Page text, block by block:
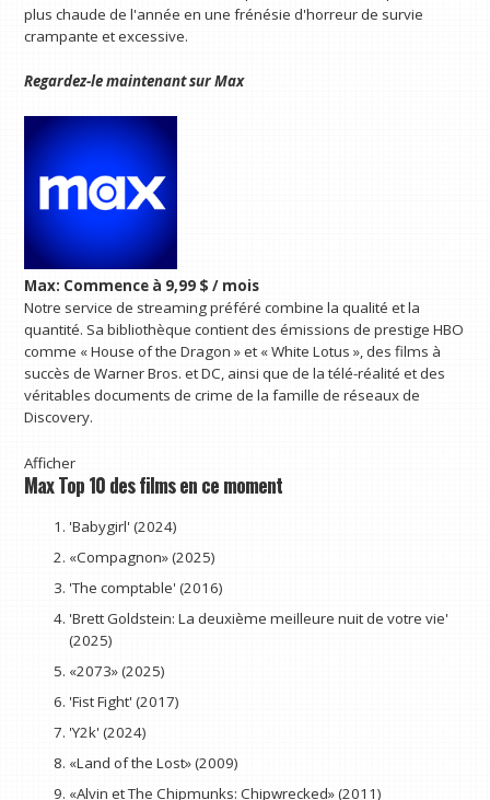
plus chaude de l'année en une frénésie d'horreur de survie
crampante et excessive.
Regardez-le maintenant surMax
Max: Commence à 9,99 $ / mois
Notre service de streaming préféré combine la qualité et la
quantité. Sa bibliothèque contient des émissions de prestige HBO
comme « House of the Dragon » et « White Lotus », des films à
succès de Warner Bros. et DC, ainsi que de la télé-réalité et des
véritables documents de crime de la famille de réseaux de
Discovery.
Afficher
Max Top 10 des films en ce moment
'Babygirl' (2024)
«Compagnon» (2025)
'The comptable' (2016)
'Brett Goldstein: La deuxième meilleure nuit de votre vie'
(2025)
«2073» (2025)
'Fist Fight' (2017)
'Y2k' (2024)
«Land of the Lost» (2009)
«Alvin et The Chipmunks: Chipwrecked» (2011)